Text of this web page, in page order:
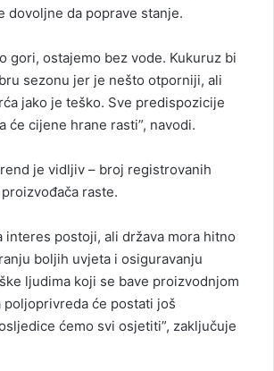
dovoljne da poprave stanje.
gori, ostajemo bez vode. Kukuruz bi
sezonu jer je nešto otporniji, ali
jako je teško. Sve predispozicije
će cijene hrane rasti”, navodi.
je vidljiv – broj registrovanih
raste.
interes postoji, ali država mora hitno
boljih uvjeta i osiguravanju
ljudima koji se bave proizvodnjom
poljoprivreda će postati još
ćemo svi osjetiti”, zaključuje